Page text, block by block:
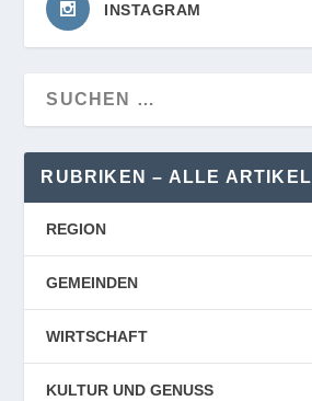
INSTAGRAM
RUBRIKEN – ALLE ARTIKEL
REGION
GEMEINDEN
WIRTSCHAFT
KULTUR UND GENUSS